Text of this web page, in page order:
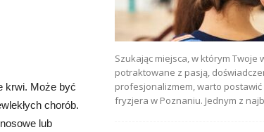
krwi. Może być
chorób.
lub
Szukając miejsca, w którym Twoje
potraktowane z pasją,
profesjonalizmem, warto
fryzjera w Poznaniu. Jednym z